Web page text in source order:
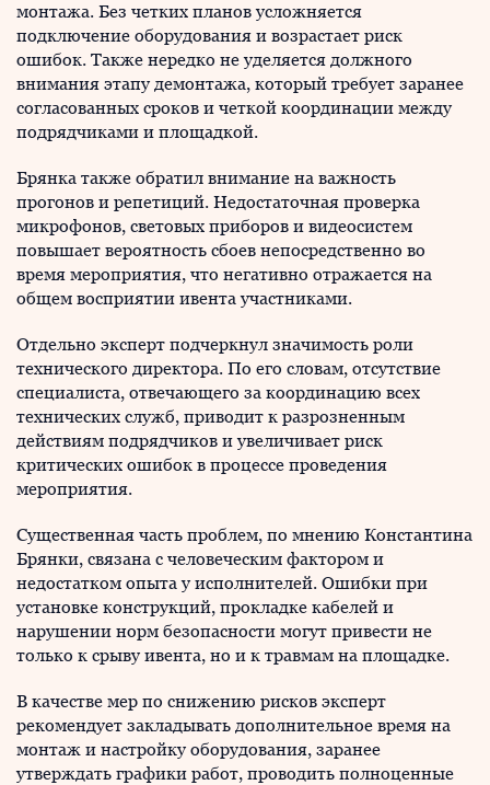
монтажа. Без четких планов усложняется
подключение оборудования и возрастает риск
ошибок. Также нередко не уделяется должного
внимания этапу демонтажа, который требует заранее
согласованных сроков и четкой координации между
подрядчиками и площадкой.
Брянка также обратил внимание на важность
прогонов и репетиций. Недостаточная проверка
микрофонов, световых приборов и видеосистем
повышает вероятность сбоев непосредственно во
время мероприятия, что негативно отражается на
общем восприятии ивента участниками.
Отдельно эксперт подчеркнул значимость роли
технического директора. По его словам, отсутствие
специалиста, отвечающего за координацию всех
технических служб, приводит к разрозненным
действиям подрядчиков и увеличивает риск
критических ошибок в процессе проведения
мероприятия.
Существенная часть проблем, по мнению Константина
Брянки, связана с человеческим фактором и
недостатком опыта у исполнителей. Ошибки при
установке конструкций, прокладке кабелей и
нарушении норм безопасности могут привести не
только к срыву ивента, но и к травмам на площадке.
В качестве мер по снижению рисков эксперт
рекомендует закладывать дополнительное время на
монтаж и настройку оборудования, заранее
утверждать графики работ, проводить полноценные